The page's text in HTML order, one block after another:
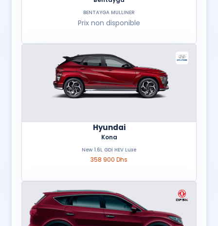
BENTAYGA MULLINER
Prix non disponible
Hyundai
Kona
New 1.6L GDi HEV Luxe
358 900 Dhs